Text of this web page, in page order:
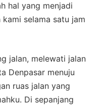
hal yang menjadi
selama satu jam
jalan, melewati jalan
Denpasar menuju
ruas jalan yang
Di sepanjang